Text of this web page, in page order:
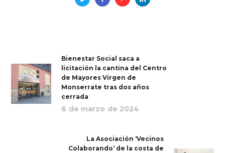
Bienestar Social saca a
licitación la cantina del Centro
de Mayores Virgen de
Monserrate tras dos años
cerrada
6 de marzo de 2024
La Asociación ‘Vecinos
Colaborando’ de la costa de